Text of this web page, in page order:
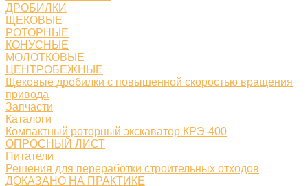
ДРОБИЛКИ
ЩЕКОВЫЕ
РОТОРНЫЕ
КОНУСНЫЕ
МОЛОТКОВЫЕ
ЦЕНТРОБЕЖНЫЕ
Щековые дробилки с повышенной скоростью вращения
привода
Запчасти
Каталоги
Компактный роторный экскаватор КРЭ-400
ОПРОСНЫЙ ЛИСТ
Питатели
Решения для переработки строительных отходов
ДОКАЗАНО НА ПРАКТИКЕ